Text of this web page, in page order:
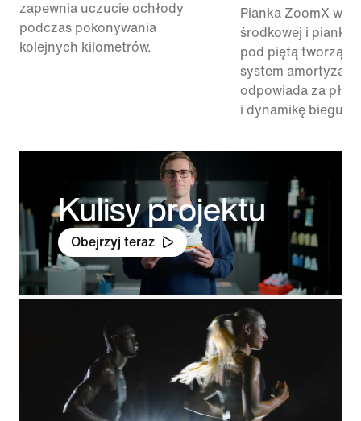
zapewnia uczucie ochłody
podczas pokonywania
kolejnych kilometrów.
Pianka ZoomX w
środkowej i pianka
pod piętą tworzą
system
odpowiada za
i dynamikę biegu.
Kulisy projektu
Obejrzyj teraz